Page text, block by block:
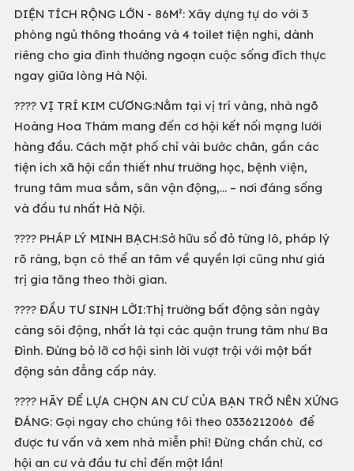
DIỆN TÍCH RỘNG LỚN - 86M²: Xây dựng tự do với 3
phòng ngủ thông thoáng và 4 toilet tiện nghi, dành
riêng cho gia đình thưởng ngoạn cuộc sống đích thực
ngay giữa lòng Hà Nội.
???? VỊ TRÍ KIM CƯƠNG:Nằm tại vị trí vàng, nhà ngõ
Hoàng Hoa Thám mang đến cơ hội kết nối mạng lưới
hàng đầu. Cách mặt phố chỉ vài bước chân, gần các
tiện ích xã hội cần thiết như trường học, bệnh viện,
trung tâm mua sắm, sân vận động,... – nơi đáng sống
và đầu tư nhất Hà Nội.
???? PHÁP LÝ MINH BẠCH:Sở hữu sổ đỏ từng lô, pháp lý
rõ ràng, bạn có thể an tâm về quyền lợi cũng như giá
trị gia tăng theo thời gian.
???? ĐẦU TƯ SINH LỜI:Thị trường bất động sản ngày
càng sôi động, nhất là tại các quận trung tâm như Ba
Đình. Đừng bỏ lỡ cơ hội sinh lời vượt trội với một bất
động sản đẳng cấp này.
???? HÃY ĐỂ LỰA CHỌN AN CƯ CỦA BẠN TRỞ NÊN XỨNG
ĐÁNG: Gọi ngay cho chúng tôi theo 0336212066 để
được tư vấn và xem nhà miễn phí! Đừng chần chừ, cơ
hội an cư và đầu tư chỉ đến một lần!